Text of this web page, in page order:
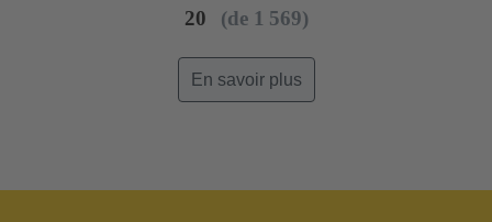
20 (de 1 569)
En savoir plus